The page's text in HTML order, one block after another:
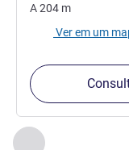
Anterior -
Página ,
A204 m
Ver em um